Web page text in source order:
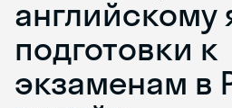
английскому
подготовки к
экзаменам в
Skyeng Chat